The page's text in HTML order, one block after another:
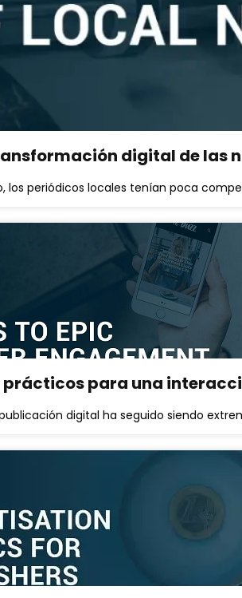
digital de las
los periódicos locales tenían poca
prácticos para una
digital ha seguido siendo